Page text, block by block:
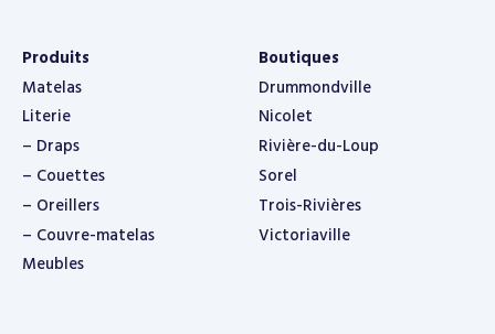
Produits
Matelas
Literie
– Draps
– Couettes
– Oreillers
– Couvre-matelas
Meubles
Boutiques
Drummondville
Nicolet
Rivière-du-Loup
Sorel
Trois-Rivières
Victoriaville